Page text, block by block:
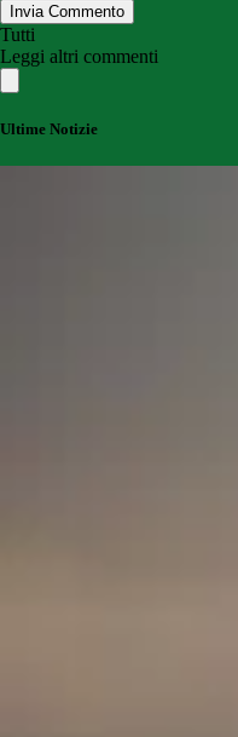
Invia Commento
Tutti
Leggi altri commenti
Ultime Notizie